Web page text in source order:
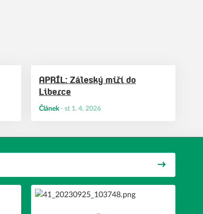
Článek- st 1. 4. 2026
APRÍL: Záleský míří do
Liberce